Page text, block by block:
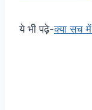
ये भी पढ़े-क्या सच में